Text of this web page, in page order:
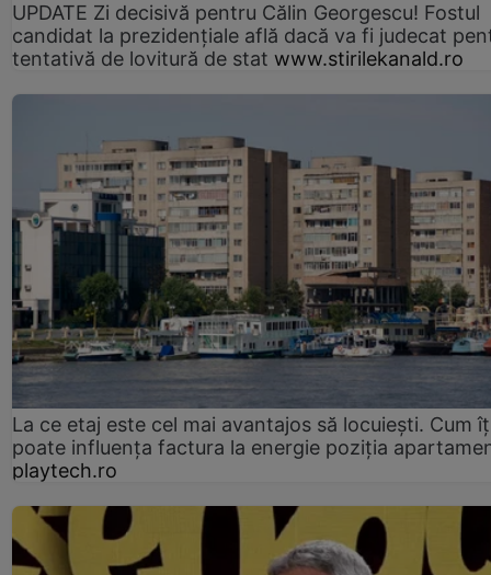
UPDATE Zi decisivă pentru Călin Georgescu! Fostul
candidat la prezidențiale află dacă va fi judecat
tentativă de lovitură de stat www.stirilekanald.ro
La ce etaj este cel mai avantajos să locuiești. Cum
poate influența factura la energie poziția
playtech.ro